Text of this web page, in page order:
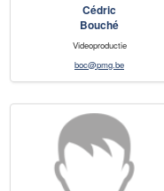
Cédric
Bouché
Videoproductie
boc@pmg.be